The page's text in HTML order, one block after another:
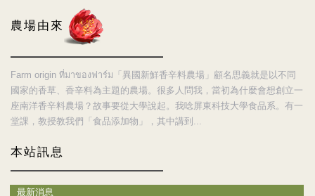
農場由來
Farm origin ที่มาของฟาร์ม「異國新鮮香辛料農場」顧名思義就是以不同
國家的香草、香辛料為主題的農場。很多人問我，當初為什麼會想創立一
座南洋香辛料農場？故事要從大學說起。我唸屏東科技大學食品系。有一
堂課，教授教我們「食品添加物」，其中講到...
本站訊息
最新消息